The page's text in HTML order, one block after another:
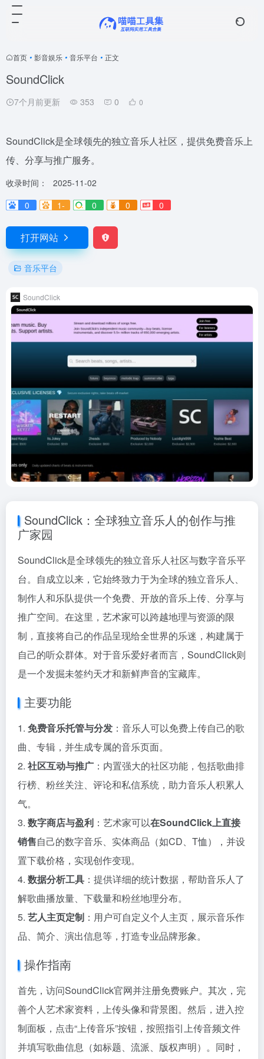
首页 • 影音娱乐 • 音乐平台 • 正文
SoundClick
7个月前更新 353 0 0
SoundClick是全球领先的独立音乐人社区，提供免费音乐上
传、分享与推广服务。
收录时间：
2025-11-02
0
1- 0 0 0
打开网站
音乐平台
SoundClick
SoundClick：全球独立音乐人的创作与推
广家园
SoundClick是全球领先的独立音乐人社区与数字音乐平
台。自成立以来，它始终致力于为全球的独立音乐人、
制作人和乐队提供一个免费、开放的音乐上传、分享与
推广空间。在这里，艺术家可以跨越地理与资源的限
制，直接将自己的作品呈现给全世界的乐迷，构建属于
自己的听众群体。对于音乐爱好者而言，SoundClick则
是一个发掘未签约天才和新鲜声音的宝藏库。
主要功能
1. 免费音乐托管与分发 ：音乐人可以免费上传自己的歌
曲、专辑，并生成专属的音乐页面。
2. 社区互动与推广 ：内置强大的社区功能，包括歌曲排
行榜、粉丝关注、评论和私信系统，助力音乐人积累人
气。
3. 数字商店与盈利 ：艺术家可以在SoundClick上直接
销售自己的数字音乐、实体商品（如CD、T恤），并设
置下载价格，实现创作变现。
4. 数据分析工具 ：提供详细的统计数据，帮助音乐人了
解歌曲播放量、下载量和粉丝地理分布。
5. 艺人主页定制 ：用户可自定义个人主页，展示音乐作
品、简介、演出信息等，打造专业品牌形象。
操作指南
首先，访问SoundClick官网并注册免费账户。其次，完
善个人艺术家资料，上传头像和背景图。然后，进入控
制面板，点击“上传音乐”按钮，按照指引上传音频文件
并填写歌曲信息（如标题、流派、版权声明）。同时，